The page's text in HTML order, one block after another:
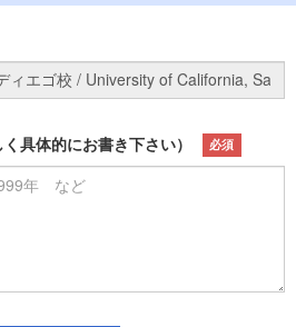
具体的にお書き下さい） 必須